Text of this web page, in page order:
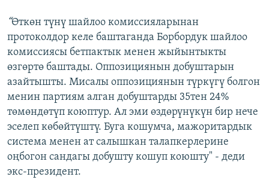
“Өткөн түнү шайлоо комиссияларынан
протоколдор келе баштаганда Борбордук шайлоо
комиссиясы бетпактык менен жыйынтыкты
өзгөртө баштады. Оппозициянын добуштарын
азайтышты. Мисалы оппозициянын түркүгү болгон
менин партиям алган добуштарды 35тен 24%
төмөндөтүп коюптур. Ал эми өздөрүнүкүн бир нече
эселеп көбөйтүштү. Буга кошумча, мажоритардык
система менен ат салышкан талапкерлерине
оңбогон сандагы добушту кошуп коюшту" - деди
экс-президент.